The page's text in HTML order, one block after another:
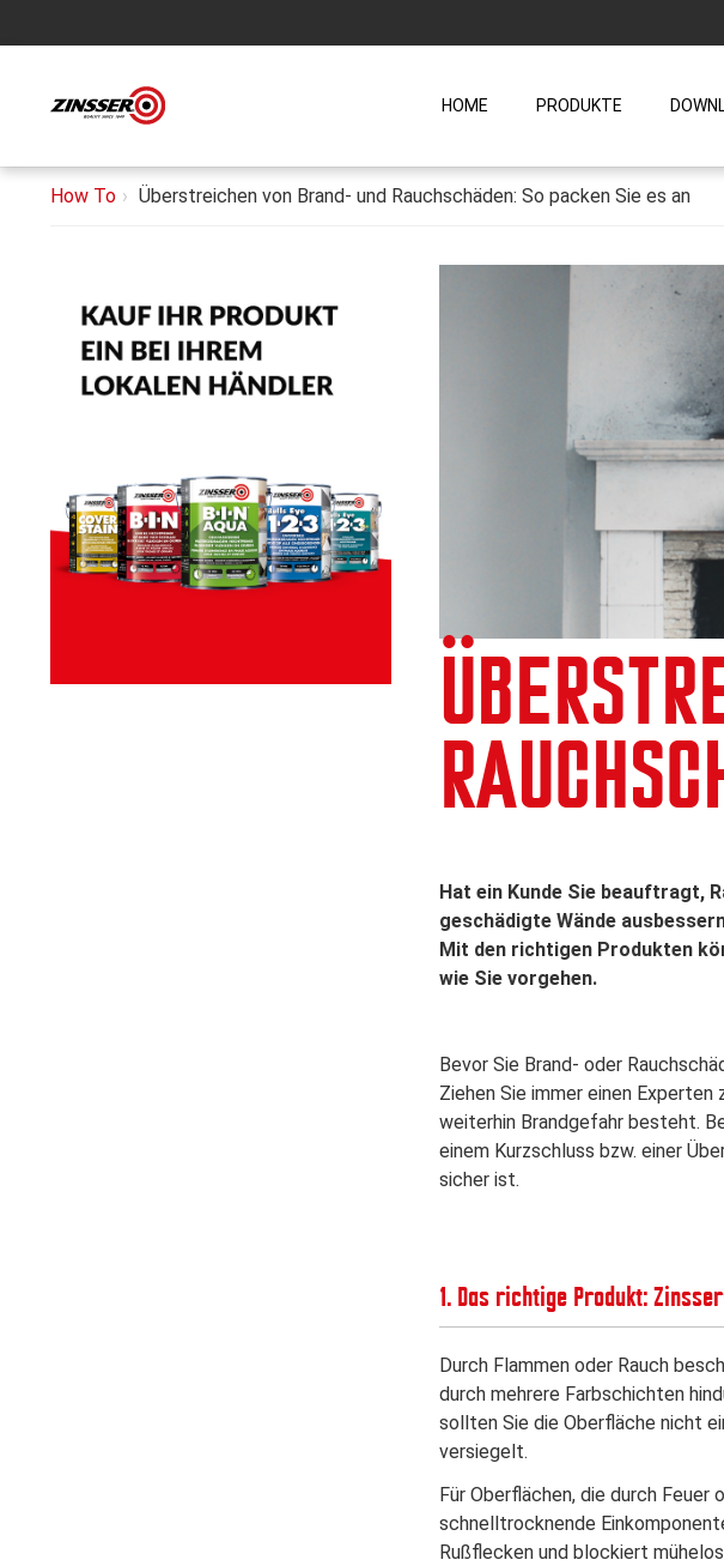
HOME PRODUKTE
How To Überstreichen von Brand- und Rauchschäden: So packen Sie es an
Hat ein Kunde Sie beauftragt,
geschädigte Wände
Mit den richtigen Produkten
wie Sie vorgehen.
Bevor Sie Brand- oder
Ziehen Sie immer einen
weiterhin Brandgefahr besteht.
einem Kurzschluss bzw. einer
sicher ist.
1. Das richtige Produkt:
Durch Flammen oder Rauch
durch mehrere Farbschichten
sollten Sie die Oberfläche nicht
versiegelt.
Für Oberflächen, die durch Feuer
schnelltrocknende
Rußflecken und blockiert